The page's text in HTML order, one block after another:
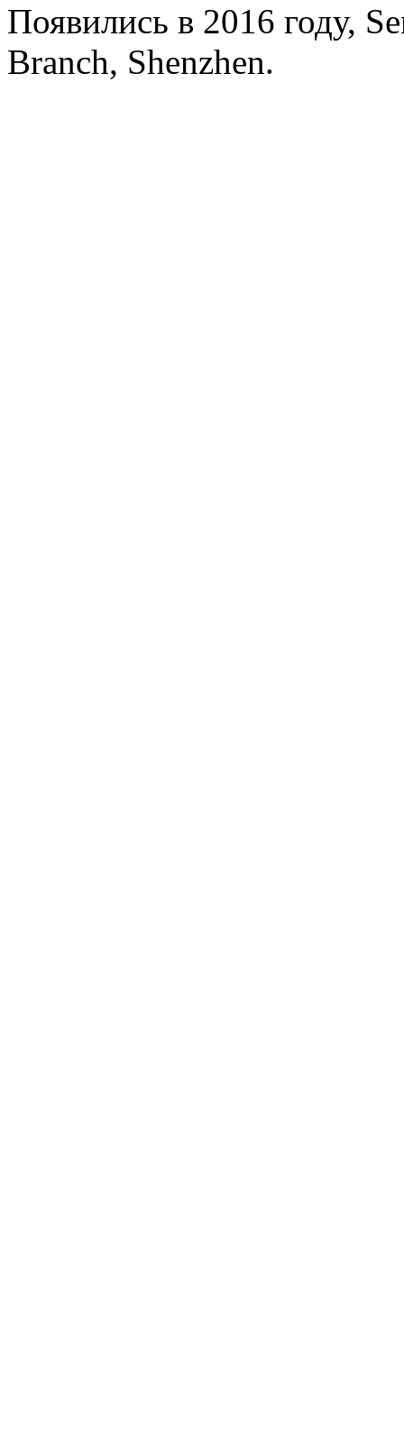
Появились в 2016 году,
Branch, Shenzhen.